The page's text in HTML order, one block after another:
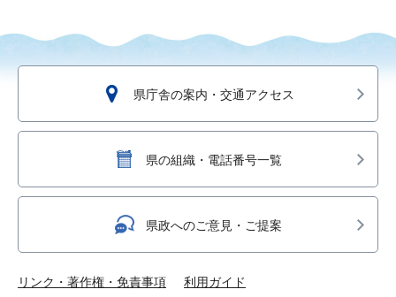
県庁舎の案内・交通アクセス
県の組織・電話番号一覧
県政へのご意見・ご提案
リンク・著作権・免責事項 利用ガイド